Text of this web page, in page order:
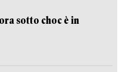
sotto choc è in